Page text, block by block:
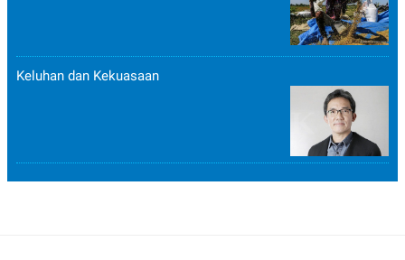
Keluhan dan Kekuasaan